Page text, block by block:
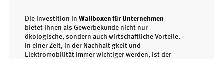
Die Investition in Wallboxen für Unternehmen
bietet Ihnen als Gewerbekunde nicht nur
ökologische, sondern auch wirtschaftliche Vorteile.
In einer Zeit, in der Nachhaltigkeit und
Elektromobilität immer wichtiger werden, ist der